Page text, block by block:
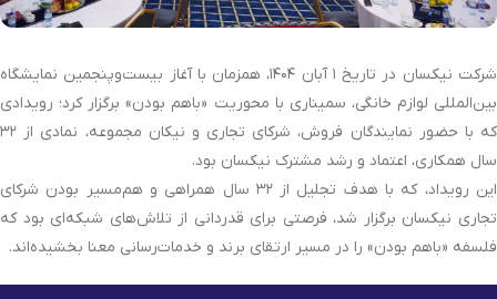
شرکت نیکسان در تاریخ ۱ آبان ۱۴۰۴، همزمان با آغاز بیست‌وپنجمین نمایشگاه
بین‌المللی لوازم خانگی، سمیناری با محوریت «باهم بودن» برگزار کرد؛ رویدادی
که با حضور نمایندگان فروش، شرکای تجاری و نیکان مجموعه، نمادی از ۳۲
سال همکاری، اعتماد و رشد مشترک نیکسان بود.
این رویداد، که با هدف تجلیل از ۳۲ سال همراهی و هم‌مسیر بودن شرکای
تجاری نیکسان برگزار شد، فرصتی برای قدردانی از تلاش‌های شبکه‌ای بود که
فلسفه «باهم بودن» را در مسیر ارتقای برند و خدمات‌رسانی معنا بخشیده‌اند.